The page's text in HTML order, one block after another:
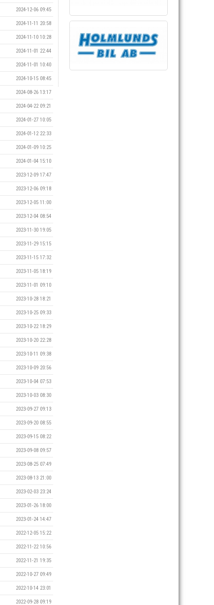
2024-12-06 09:45
2024-11-11 20:58
2024-11-10 10:28
2024-11-01 22:44
2024-11-01 10:40
2024-10-15 08:45
2024-08-26 13:17
2024-04-22 09:21
2024-01-27 10:05
2024-01-12 22:33
2024-01-09 10:25
2024-01-04 15:10
2023-12-09 17:47
2023-12-06 09:18
2023-12-05 11:00
2023-12-04 08:54
2023-11-30 19:05
2023-11-29 15:15
2023-11-15 17:32
2023-11-05 18:19
2023-11-01 09:10
2023-10-28 18:21
2023-10-25 09:33
2023-10-22 18:29
2023-10-20 22:28
2023-10-11 09:38
2023-10-09 20:56
2023-10-04 07:53
2023-10-03 08:30
2023-09-27 09:13
2023-09-20 08:55
2023-09-15 08:22
2023-09-08 09:57
2023-08-25 07:49
2023-08-13 21:00
2023-02-03 23:24
2023-01-26 18:00
2023-01-24 14:47
2022-12-05 15:22
2022-11-22 10:56
2022-11-21 19:35
2022-10-27 09:49
2022-10-14 23:01
2022-09-28 09:19